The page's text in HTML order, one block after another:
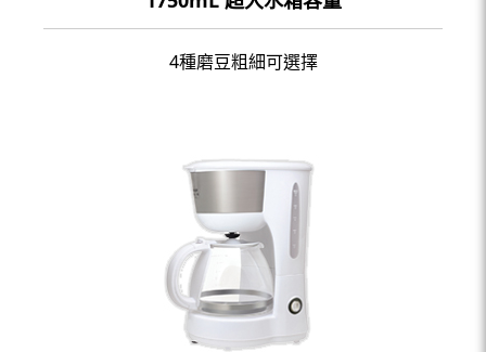
4種磨豆粗細可選擇